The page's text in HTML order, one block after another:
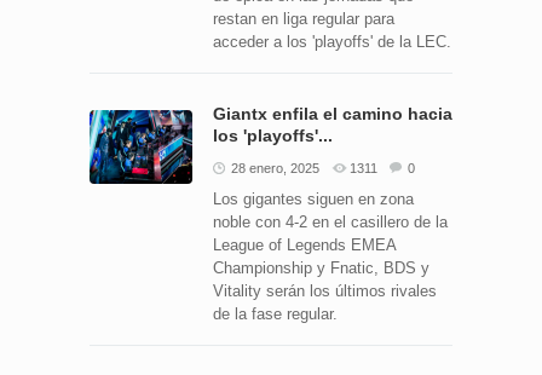
restan en liga regular para
acceder a los 'playoffs' de la LEC.
Giantx enfila el camino hacia
los 'playoffs'...
28 enero, 2025 1311 0
Los gigantes siguen en zona
noble con 4-2 en el casillero de la
League of Legends EMEA
Championship y Fnatic, BDS y
Vitality serán los últimos rivales
de la fase regular.